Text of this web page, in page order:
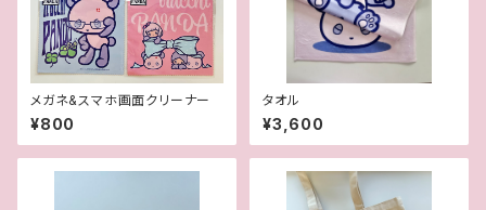
メガネ&スマホ画面クリーナー
¥800
タオル
¥3,600